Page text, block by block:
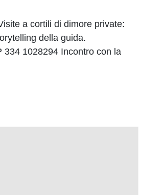
a cortili di dimore private:
della guida.
334 1028294 Incontro con la